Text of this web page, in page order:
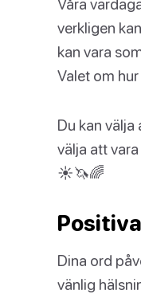
verkligen
kan vara
Valet om
Du kan
välja att
☀️🦄🌈
Dina ord
vänlig